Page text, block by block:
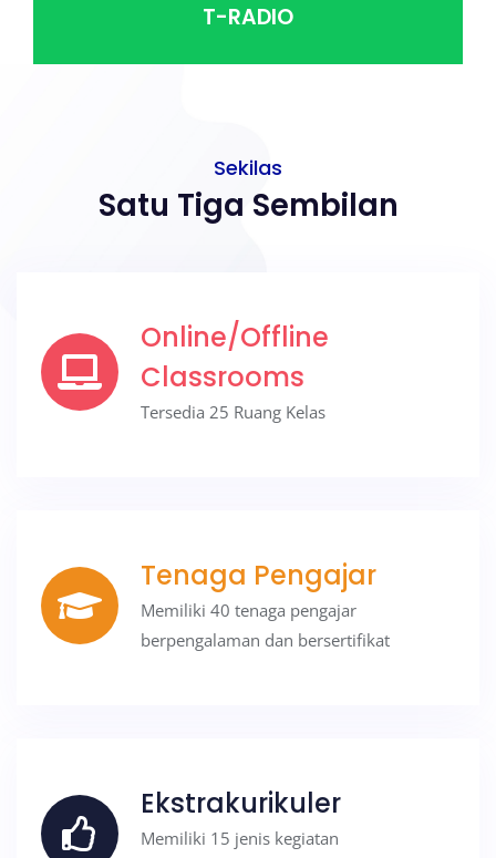
T-RADIO
Sekilas
Satu Tiga Sembilan
Online/Offline
Classrooms
Tersedia 25 Ruang Kelas
Tenaga Pengajar
Memiliki 40 tenaga pengajar
berpengalaman dan bersertifikat
Ekstrakurikuler
Memiliki 15 jenis kegiatan